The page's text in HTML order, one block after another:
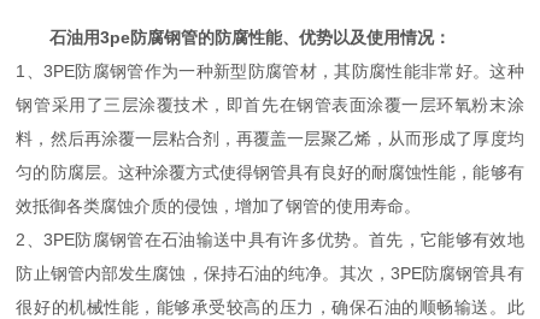
石油用3pe防腐钢管的防腐性能、优势以及使用情况：
1、3PE防腐钢管作为一种新型防腐管材，其防腐性能非常好。这种
钢管采用了三层涂覆技术，即首先在钢管表面涂覆一层环氧粉末涂
料，然后再涂覆一层粘合剂，再覆盖一层聚乙烯，从而形成了厚度均
匀的防腐层。这种涂覆方式使得钢管具有良好的耐腐蚀性能，能够有
效抵御各类腐蚀介质的侵蚀，增加了钢管的使用寿命。
2、3PE防腐钢管在石油输送中具有许多优势。首先，它能够有效地
防止钢管内部发生腐蚀，保持石油的纯净。其次，3PE防腐钢管具有
很好的机械性能，能够承受较高的压力，确保石油的顺畅输送。此